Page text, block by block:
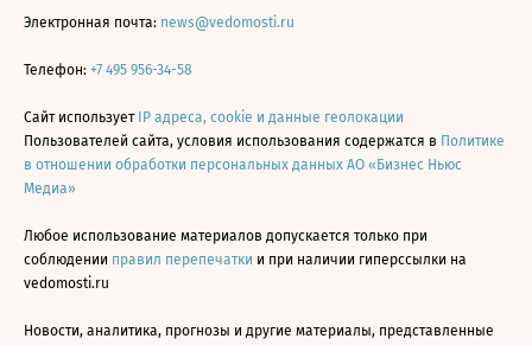
Электронная почта: news@vedomosti.ru
Телефон: +7 495 956-34-58
Сайт использует IP адреса, cookie и данные геолокации
Пользователей сайта, условия использования содержатся в Политике
в отношении обработки персональных данных АО «Бизнес Ньюс
Медиа»
Любое использование материалов допускается только при
соблюдении правил перепечатки и при наличии гиперссылки на
vedomosti.ru
Новости, аналитика, прогнозы и другие материалы, представленные